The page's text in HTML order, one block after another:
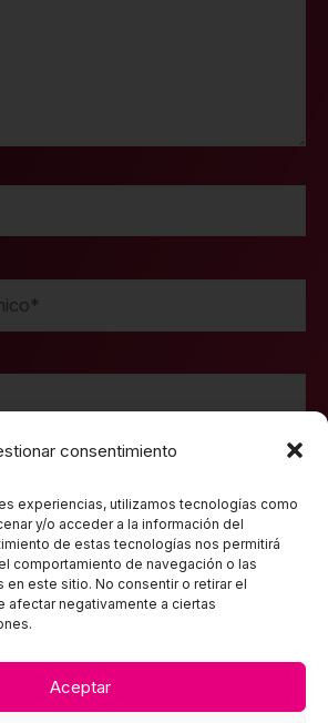
consentimiento
experiencias, utilizamos tecnologías como
y/o acceder a la información del
de estas tecnologías nos permitirá
comportamiento de navegación o las
este sitio. No consentir o retirar el
afectar negativamente a ciertas
Aceptar
correo electrónico y web en
la próxima vez que comente.